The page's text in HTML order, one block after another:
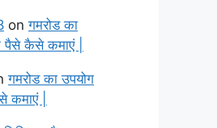
onगमरोड का
कैसे कमाएं |
गमरोड का उपयोग
|